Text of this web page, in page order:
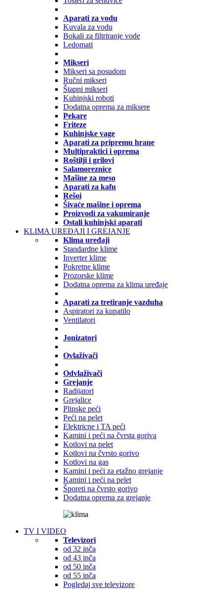
Aparati za vodu
Kuvala za vodu
Bokali za filtriranje vode
Ledomati
Mikseri
Mikseri sa posudom
Ručni mikseri
Štapni mikseri
Kuhinjski roboti
Dodatna oprema za miksere
Pekare
Friteze
Kuhinjske vage
Aparati za pripremu hrane
Multipraktici i oprema
Roštilji i grilovi
Salamoreznice
Mašine za meso
Aparati za kafu
Rešoi
Šivaće mašine i oprema
Proizvodi za vakumiranje
Ostali kuhinjski aparati
KLIMA UREĐAJI I GREJANJE
Klima uređaji
Standardne klime
Inverter klime
Pokretne klime
Prozorske klime
Dodatna oprema za klima uređaje
Aparati za tretiranje vazduha
Aspiratori za kupatilo
Ventilatori
Jonizatori
Ovlaživači
Odvlaživači
Grejanje
Radijatori
Grejalice
Plinske peći
Peći na pelet
Elektricne i TA peći
Kamini i peći na čvrsta goriva
Kotlovi na pelet
Kotlovi na čvrsto gorivo
Kotlovi na gas
Kamini i peći za etažno grejanje
Kamini i peći na pelet
Šporeti na čvrsto gorivo
Dodatna oprema za grejanje
TV I VIDEO
Televizori
od 32 inča
od 43 inča
od 50 inča
od 55 inča
Pogledaj sve televizore